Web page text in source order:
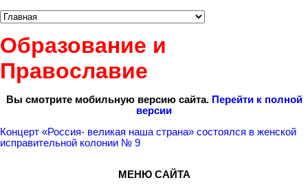
Образование и
Православие
Вы смотрите мобильную версию сайта. Перейти к полной
версии
Концерт «Россия- великая наша страна» состоялся в женской
исправительной колонии № 9
МЕНЮ САЙТА